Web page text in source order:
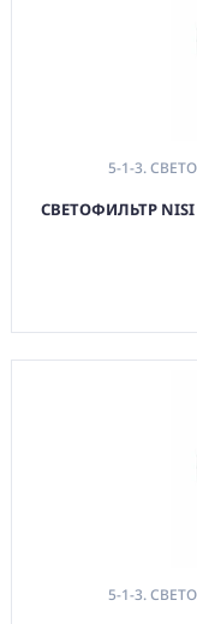
5-1-3.
СВЕТОФИЛЬТР NISI
5-1-3.